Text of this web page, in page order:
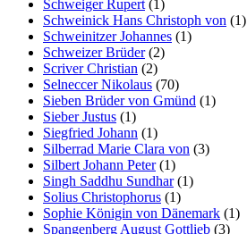
Schweiger Rupert (1)
Schweinick Hans Christoph von (1)
Schweinitzer Johannes (1)
Schweizer Brüder(2)
Scriver Christian (2)
Selneccer Nikolaus (70)
Sieben Brüder von Gmünd (1)
Sieber Justus (1)
Siegfried Johann (1)
Silberrad Marie Clara von (3)
Silbert Johann Peter(1)
Singh Saddhu Sundhar(1)
Solius Christophorus (1)
Sophie Königin von Dänemark (1)
Spangenberg August Gottlieb (3)